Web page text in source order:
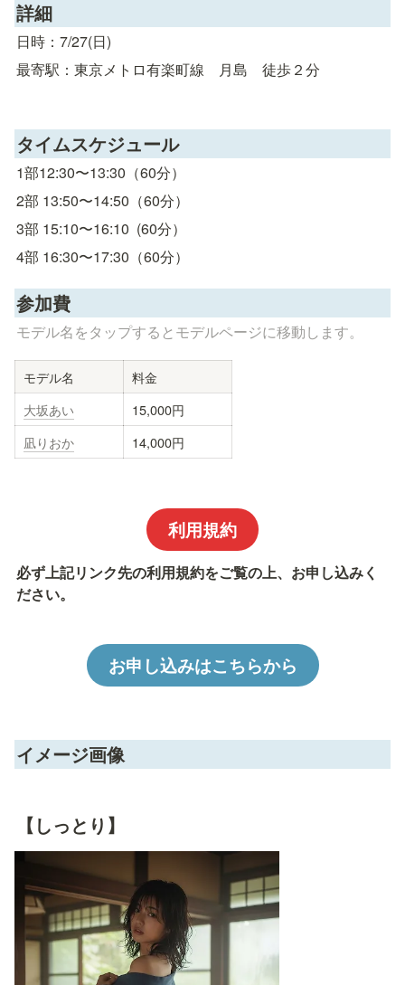
詳細
日時：7/27(日)
最寄駅：東京メトロ有楽町線　月島　徒歩２分
タイムスケジュール
1部12:30〜13:30（60分）
2部 13:50〜14:50（60分）
3部 15:10〜16:10  (60分）
4部 16:30〜17:30（60分）
参加費
モデル名をタップするとモデルページに移動します。
モデル名
料金
大坂あい
15,000円
凪りおか
14,000円
利用規約
必ず上記リンク先の利用規約をご覧の上、お申し込みく
ださい。
お申し込みはこちらから
イメージ画像
【しっとり】